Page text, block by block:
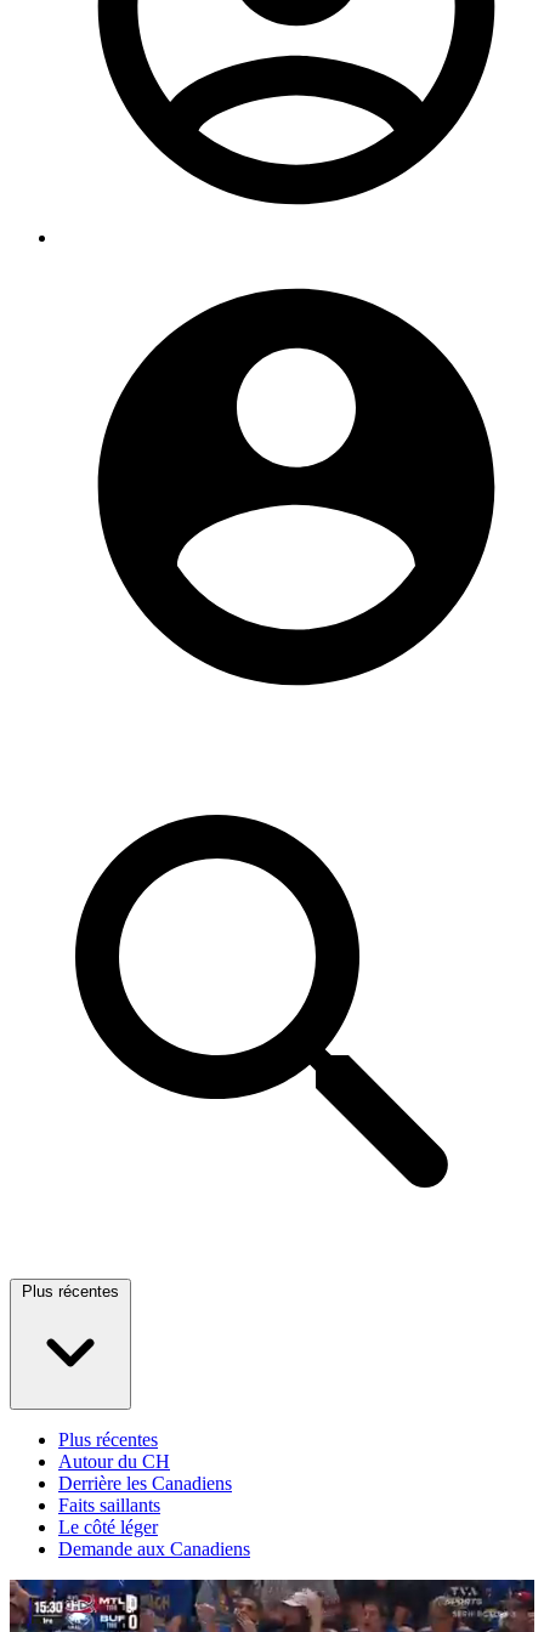
Plus récentes
Plus récentes
Autour du CH
Derrière les Canadiens
Faits saillants
Le côté léger
Demande aux Canadiens